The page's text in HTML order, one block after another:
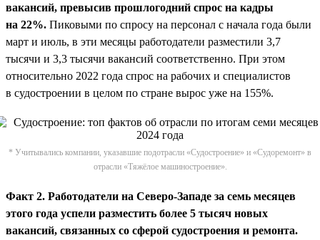
вакансий, превысив прошлогодний спрос на кадры
на 22%. Пиковыми по спросу на персонал с начала года были
март и июль, в эти месяцы работодатели разместили 3,7
тысячи и 3,3 тысячи вакансий соответственно. При этом
относительно 2022 года спрос на рабочих и специалистов
в судостроении в целом по стране вырос уже на 155%.
* Учитывались компании, указавшие подотрасли «Судостроение» и «Судоремонт» в
отрасли «Тяжёлое машиностроение».
Факт 2. Работодатели на Северо-Западе за семь месяцев
этого года успели разместить более 5 тысяч новых
вакансий, связанных со сферой судостроения и ремонта.